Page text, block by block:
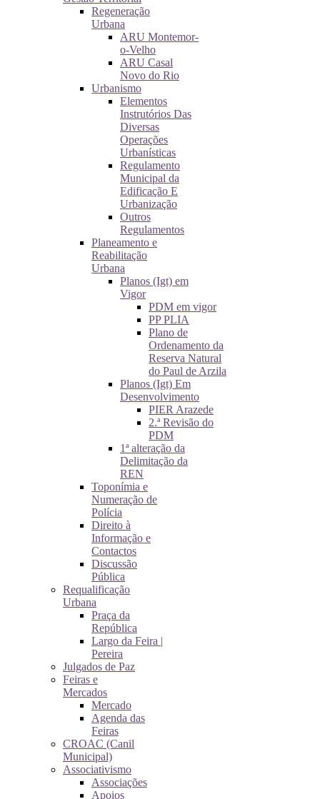
Regeneração
Urbana
ARU Montemor-
o-Velho
ARU Casal
Novo do Rio
Urbanismo
Elementos
Instrutórios Das
Diversas
Operações
Urbanísticas
Regulamento
Municipal da
Edificação E
Urbanização
Outros
Regulamentos
Planeamento e
Reabilitação
Urbana
Planos (Igt) em
Vigor
PDM em vigor
PP PLIA
Plano de
Ordenamento da
Reserva Natural
do Paul de Arzila
Planos (Igt) Em
Desenvolvimento
PIER Arazede
2.ª Revisão do
PDM
1ª alteração da
Delimitação da
REN
Toponímia e
Numeração de
Polícia
Direito à
Informação e
Contactos
Discussão
Pública
Requalificação
Urbana
Praça da
República
Largo da Feira |
Pereira
Julgados de Paz
Feiras e
Mercados
Mercado
Agenda das
Feiras
CROAC (Canil
Municipal)
Associativismo
Associações
Apoios